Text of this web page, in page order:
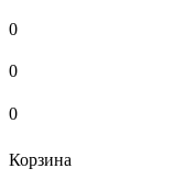
0
0
0
Корзина